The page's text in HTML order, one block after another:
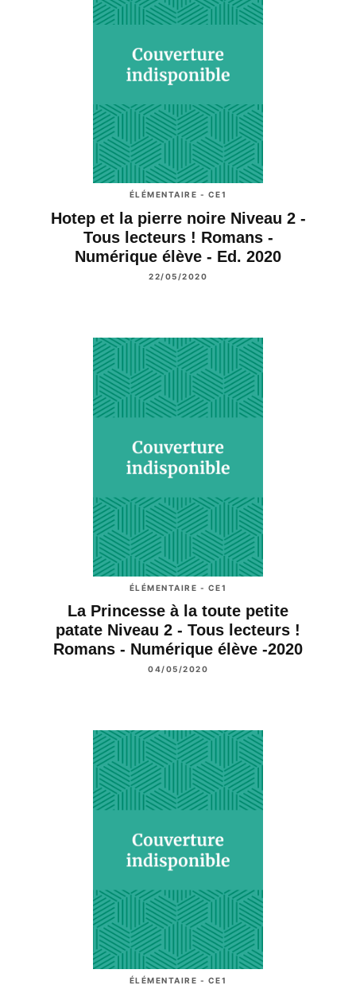
ÉLÉMENTAIRE - CE1
Hotep et la pierre noire Niveau 2 -
Tous lecteurs ! Romans -
Numérique élève - Ed. 2020
22/05/2020
ÉLÉMENTAIRE - CE1
La Princesse à la toute petite
patate Niveau 2 - Tous lecteurs !
Romans - Numérique élève -2020
04/05/2020
ÉLÉMENTAIRE - CE1